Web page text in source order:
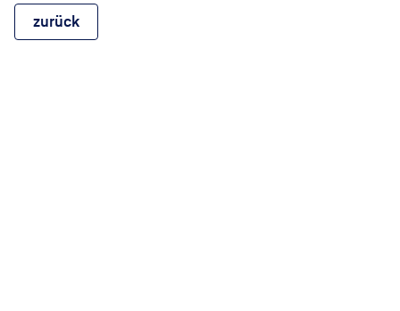
zurück